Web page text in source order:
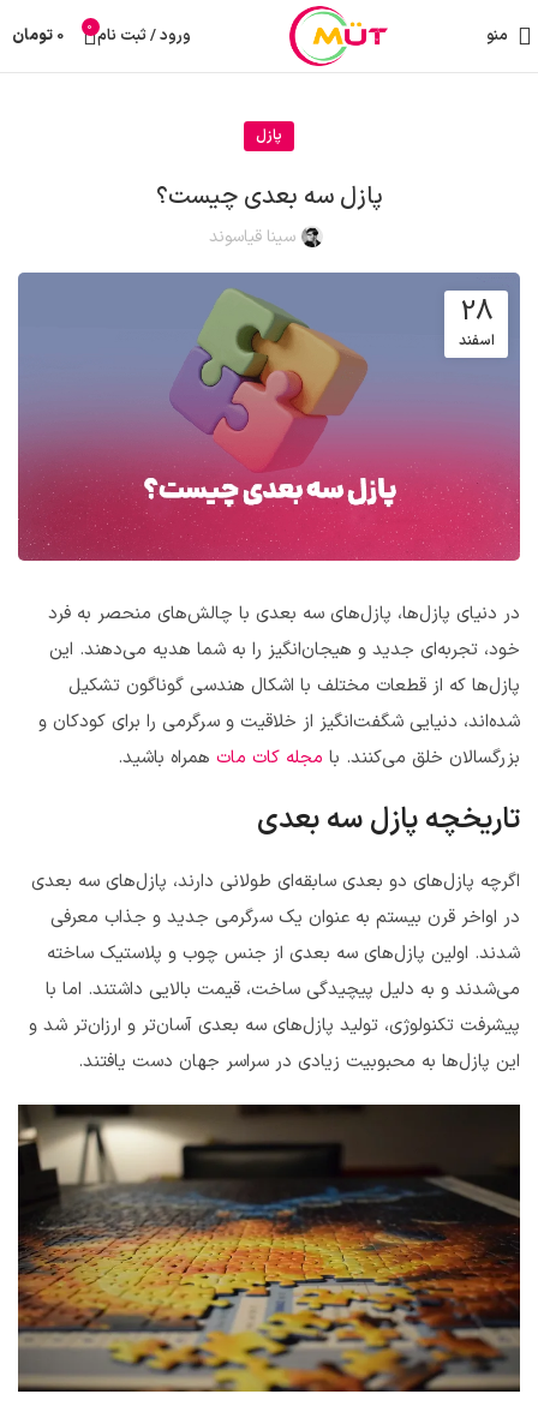
منو ورود / ثبت نام 0
0 تومان
پازل
پازل سه بعدی چیست؟
سینا قیاسوند
28
اسفند
در دنیای پازل‌ها، پازل‌های سه بعدی با چالش‌های منحصر به فرد
خود، تجربه‌ای جدید و هیجان‌انگیز را به شما هدیه می‌دهند. این
پازل‌ها که از قطعات مختلف با اشکال هندسی گوناگون تشکیل
شده‌اند، دنیایی شگفت‌انگیز از خلاقیت و سرگرمی را برای کودکان و
بزرگسالان خلق می‌کنند. با مجله کات مات همراه باشید.
تاریخچه پازل سه بعدی
اگرچه پازل‌های دو بعدی سابقه‌ای طولانی دارند، پازل‌های سه بعدی
در اواخر قرن بیستم به عنوان یک سرگرمی جدید و جذاب معرفی
شدند. اولین پازل‌های سه بعدی از جنس چوب و پلاستیک ساخته
می‌شدند و به دلیل پیچیدگی ساخت، قیمت بالایی داشتند. اما با
پیشرفت تکنولوژی، تولید پازل‌های سه بعدی آسان‌تر و ارزان‌تر شد و
این پازل‌ها به محبوبیت زیادی در سراسر جهان دست یافتند.